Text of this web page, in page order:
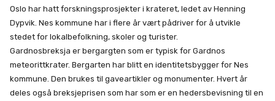
Oslo har hatt forskningsprosjekter i krateret, ledet av Henning
Dypvik. Nes kommune har i flere år vært pådriver for å utvikle
stedet for lokalbefolkning, skoler og turister.
Gardnosbreksja er bergargten som er typisk for Gardnos
meteorittkrater. Bergarten har blitt en identitetsbygger for Nes
kommune. Den brukes til gaveartikler og monumenter. Hvert år
deles også breksjeprisen som har som er en hedersbevisning til en